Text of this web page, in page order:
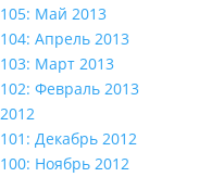
105: Май 2013
104: Апрель 2013
103: Март 2013
102: Февраль 2013
2012
101: Декабрь 2012
100: Ноябрь 2012